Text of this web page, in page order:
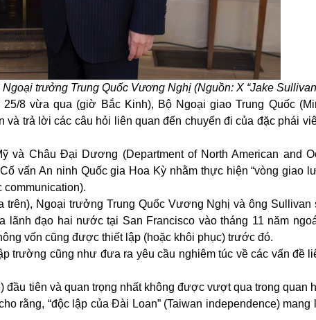
trưởng Trung Quốc Vương Nghị (Nguồn: X “Jake
8 vừa qua (giờ Bắc Kinh), Bộ Ngoại giao Trung Quốc
và trả lời các câu hỏi liên quan đến chuyến đi của đặc phái
và Châu Đại Dương (Department of North American and
vấn An ninh Quốc gia Hoa Kỳ nhằm thực hiện “vòng giao
communication).
Ngoại trưởng Trung Quốc Vương Nghị và ông Sullivan
lãnh đạo hai nước tại San Francisco vào tháng 11 năm
vốn cũng được thiết lập (hoặc khôi phục) trước đó.
trường cũng như đưa ra yêu cầu nghiêm túc về các vấn đề
đầu tiên và quan trọng nhất không được vượt qua trong quan
rằng, “độc lập của Đài Loan” (Taiwan independence) mang